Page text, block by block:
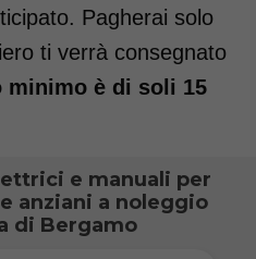
Pagherai solo
ti verrà consegnato
minimo è di soli 15
e manuali per
anziani a noleggio
di Bergamo